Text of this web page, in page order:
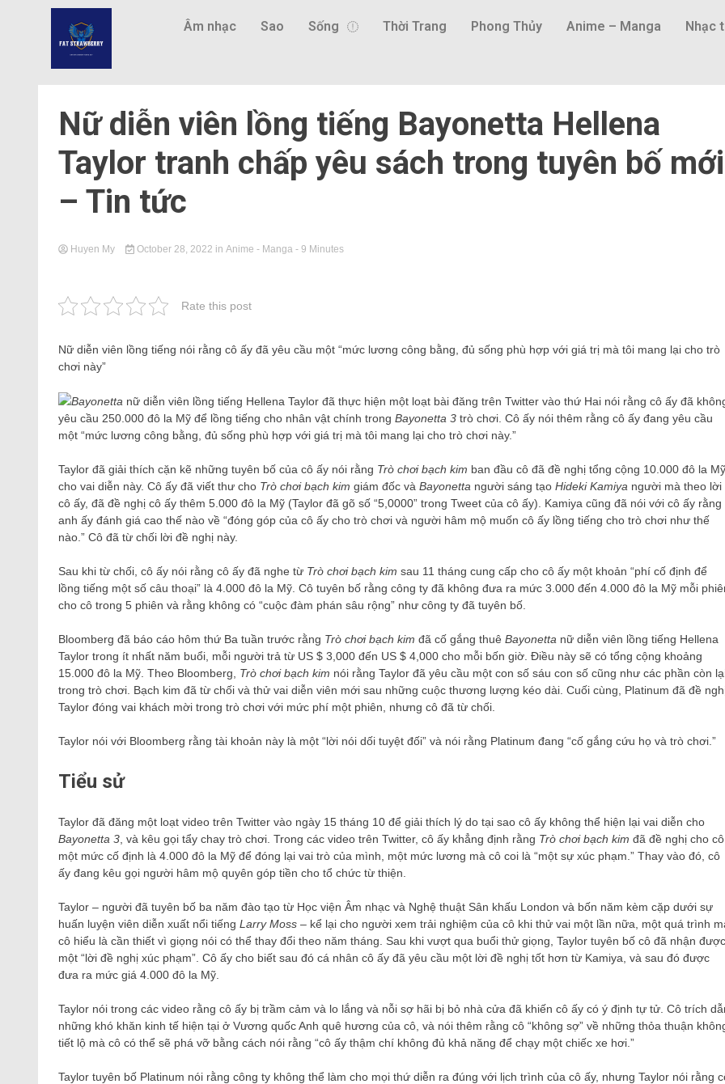
Âm nhạc Sao Sống Thời Trang Phong Thủy Anime – Manga Nhạc
Nữ diễn viên lồng tiếng Bayonetta Hellena
Taylor tranh chấp yêu sách trong tuyên bố mới
– Tin tức
Huyen My October 28, 2022 in Anime - Manga - 9 Minutes
Rate this post
Nữ diễn viên lồng tiếng nói rằng cô ấy đã yêu cầu một “mức lương công bằng, đủ sống phù hợp với giá trị mà tôi mang lại cho trò
chơi này”
Bayonetta nữ diễn viên lồng tiếng Hellena Taylor đã thực hiện một loạt bài đăng trên Twitter vào thứ Hai nói rằng cô ấy đã
yêu cầu 250.000 đô la Mỹ để lồng tiếng cho nhân vật chính trong Bayonetta 3 trò chơi. Cô ấy nói thêm rằng cô ấy đang yêu cầu
một “mức lương công bằng, đủ sống phù hợp với giá trị mà tôi mang lại cho trò chơi này.”
Taylor đã giải thích cặn kẽ những tuyên bố của cô ấy nói rằng Trò chơi bạch kim ban đầu cô đã đề nghị tổng cộng 10.000 đô la Mỹ
cho vai diễn này. Cô ấy đã viết thư cho Trò chơi bạch kim giám đốc và Bayonetta người sáng tạo Hideki Kamiya người mà theo lời
cô ấy, đã đề nghị cô ấy thêm 5.000 đô la Mỹ (Taylor đã gõ số “5,0000” trong Tweet của cô ấy). Kamiya cũng đã nói với cô ấy rằng
anh ấy đánh giá cao thế nào về “đóng góp của cô ấy cho trò chơi và người hâm mộ muốn cô ấy lồng tiếng cho trò chơi như thế
nào.” Cô đã từ chối lời đề nghị này.
Sau khi từ chối, cô ấy nói rằng cô ấy đã nghe từ Trò chơi bạch kim sau 11 tháng cung cấp cho cô ấy một khoản “phí cố định để
lồng tiếng một số câu thoại” là 4.000 đô la Mỹ. Cô tuyên bố rằng công ty đã không đưa ra mức 3.000 đến 4.000 đô la Mỹ mỗi
cho cô trong 5 phiên và rằng không có “cuộc đàm phán sâu rộng” như công ty đã tuyên bố.
Bloomberg đã báo cáo hôm thứ Ba tuần trước rằng Trò chơi bạch kim đã cố gắng thuê Bayonetta nữ diễn viên lồng tiếng Hellena
Taylor trong ít nhất năm buổi, mỗi người trả từ US $ 3,000 đến US $ 4,000 cho mỗi bốn giờ. Điều này sẽ có tổng cộng khoảng
15.000 đô la Mỹ. Theo Bloomberg, Trò chơi bạch kim nói rằng Taylor đã yêu cầu một con số sáu con số cũng như các phần còn
trong trò chơi. Bạch kim đã từ chối và thử vai diễn viên mới sau những cuộc thương lượng kéo dài. Cuối cùng, Platinum đã đề
Taylor đóng vai khách mời trong trò chơi với mức phí một phiên, nhưng cô đã từ chối.
Taylor nói với Bloomberg rằng tài khoản này là một “lời nói dối tuyệt đối” và nói rằng Platinum đang “cố gắng cứu họ và trò chơi.”
Tiểu sử
Taylor đã đăng một loạt video trên Twitter vào ngày 15 tháng 10 để giải thích lý do tại sao cô ấy không thể hiện lại vai diễn cho
Bayonetta 3 , và kêu gọi tẩy chay trò chơi. Trong các video trên Twitter, cô ấy khẳng định rằng Trò chơi bạch kim đã đề nghị cho cô
một mức cố định là 4.000 đô la Mỹ để đóng lại vai trò của mình, một mức lương mà cô coi là “một sự xúc phạm.” Thay vào đó, cô
ấy đang kêu gọi người hâm mộ quyên góp tiền cho tổ chức từ thiện.
Taylor – người đã tuyên bố ba năm đào tạo từ Học viện Âm nhạc và Nghệ thuật Sân khấu London và bốn năm kèm cặp dưới sự
huấn luyện viên diễn xuất nổi tiếng Larry Moss – kể lại cho người xem trải nghiệm của cô khi thử vai một lần nữa, một quá trình
cô hiểu là cần thiết vì giọng nói có thể thay đổi theo năm tháng. Sau khi vượt qua buổi thử giọng, Taylor tuyên bố cô đã nhận được
một “lời đề nghị xúc phạm”. Cô ấy cho biết sau đó cá nhân cô ấy đã yêu cầu một lời đề nghị tốt hơn từ Kamiya, và sau đó được
đưa ra mức giá 4.000 đô la Mỹ.
Taylor nói trong các video rằng cô ấy bị trầm cảm và lo lắng và nỗi sợ hãi bị bỏ nhà cửa đã khiến cô ấy có ý định tự tử. Cô trích
những khó khăn kinh tế hiện tại ở Vương quốc Anh quê hương của cô, và nói thêm rằng cô “không sợ” về những thỏa thuận
tiết lộ mà cô có thể sẽ phá vỡ bằng cách nói rằng “cô ấy thậm chí không đủ khả năng để chạy một chiếc xe hơi.”
Taylor tuyên bố Platinum nói rằng công ty không thể làm cho mọi thứ diễn ra đúng với lịch trình của cô ấy, nhưng Taylor nói rằng